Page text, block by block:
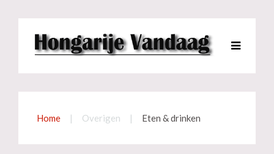
Home Overigen Eten & drinken